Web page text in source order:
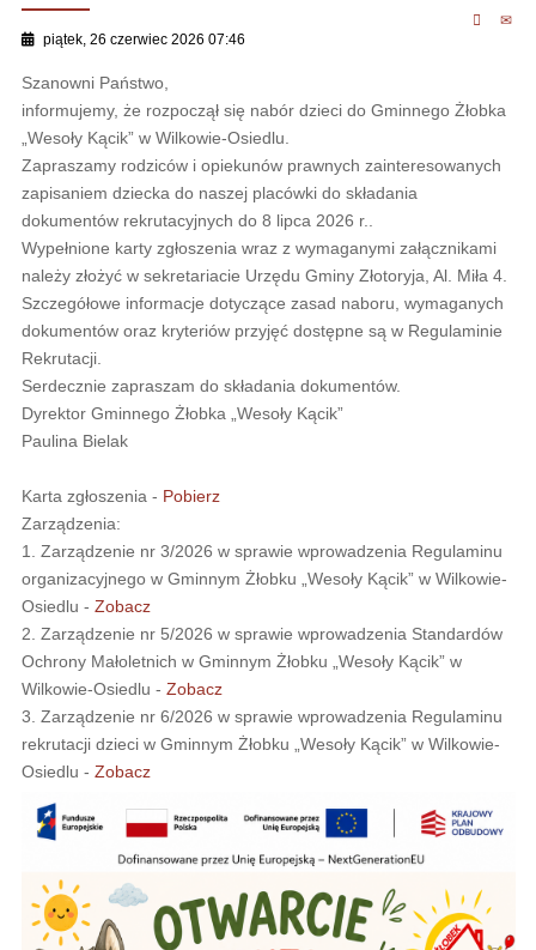
piątek, 26 czerwiec 2026 07:46
Szanowni Państwo,
informujemy, że rozpoczął się nabór dzieci do Gminnego Żłobka
„Wesoły Kącik” w Wilkowie-Osiedlu.
Zapraszamy rodziców i opiekunów prawnych zainteresowanych
zapisaniem dziecka do naszej placówki do składania
dokumentów rekrutacyjnych do 8 lipca 2026 r..
Wypełnione karty zgłoszenia wraz z wymaganymi załącznikami
należy złożyć w sekretariacie Urzędu Gminy Złotoryja, Al. Miła 4.
Szczegółowe informacje dotyczące zasad naboru, wymaganych
dokumentów oraz kryteriów przyjęć dostępne są w Regulaminie
Rekrutacji.
Serdecznie zapraszam do składania dokumentów.
Dyrektor Gminnego Żłobka „Wesoły Kącik”
Paulina Bielak
Karta zgłoszenia - Pobierz
Zarządzenia:
1. Zarządzenie nr 3/2026 w sprawie wprowadzenia Regulaminu
organizacyjnego w Gminnym Żłobku „Wesoły Kącik” w Wilkowie-
Osiedlu - Zobacz
2. Zarządzenie nr 5/2026 w sprawie wprowadzenia Standardów
Ochrony Małoletnich w Gminnym Żłobku „Wesoły Kącik” w
Wilkowie-Osiedlu - Zobacz
3. Zarządzenie nr 6/2026 w sprawie wprowadzenia Regulaminu
rekrutacji dzieci w Gminnym Żłobku „Wesoły Kącik” w Wilkowie-
Osiedlu - Zobacz